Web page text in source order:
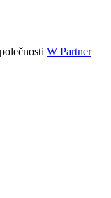
W Partner